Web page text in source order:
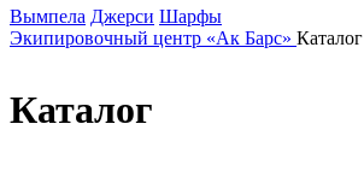
Вымпела Джерси Шарфы
Экипировочный центр «Ак Барс» Каталог
Каталог